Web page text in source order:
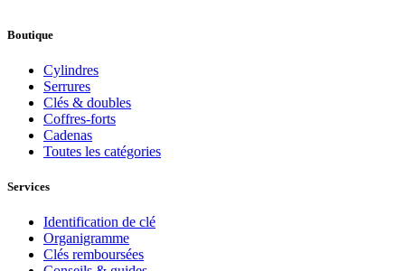
Boutique
Cylindres
Serrures
Clés & doubles
Coffres-forts
Cadenas
Toutes les catégories
Services
Identification de clé
Organigramme
Clés remboursées